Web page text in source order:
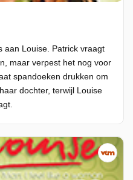
aan Louise. Patrick vraagt
maar verpest het nog voor
spandoeken drukken om
dochter, terwijl Louise